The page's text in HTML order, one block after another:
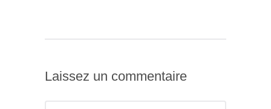
Laissez un commentaire